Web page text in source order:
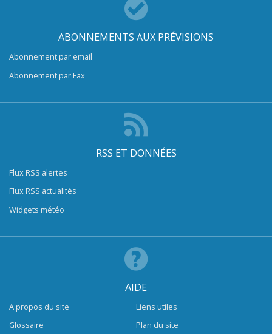
ABONNEMENTS AUX PRÉVISIONS
Abonnement par email
Abonnement par Fax
RSS ET DONNÉES
Flux RSS alertes
Flux RSS actualités
Widgets météo
AIDE
A propos du site
Glossaire
Liens utiles
Plan du site